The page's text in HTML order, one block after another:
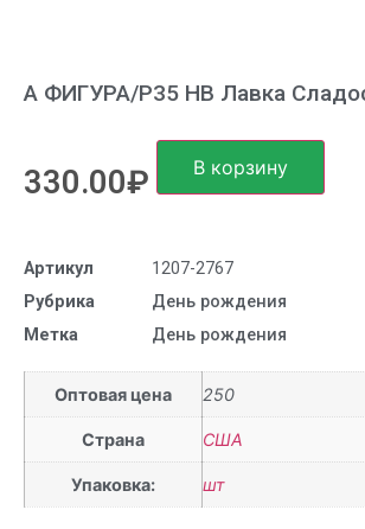
А ФИГУРА/P35 HB Лавка
330.00₽ В корзину
Артикул
1207-2767
Рубрика
День рождения
Метка
День рождения
Оптовая цена 250
Страна США
Упаковка: шт